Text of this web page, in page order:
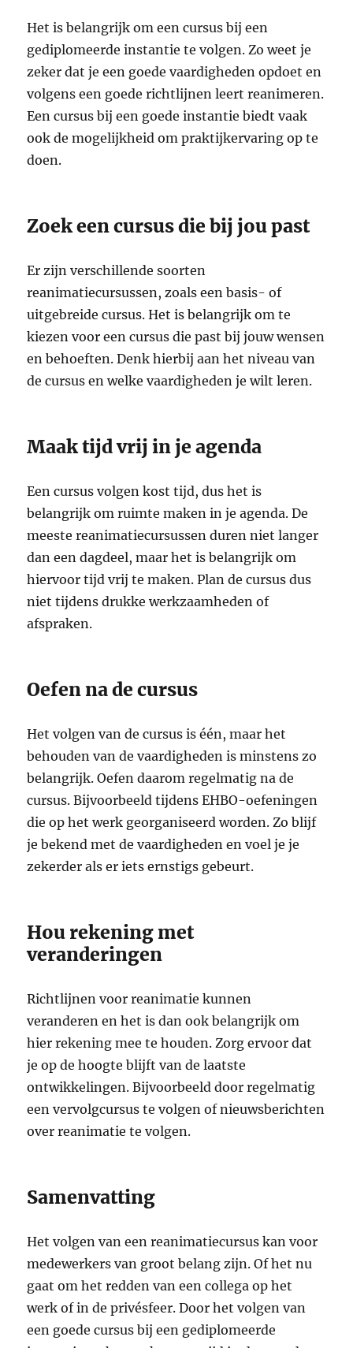
Het is belangrijk om een cursus bij een
gediplomeerde instantie te volgen. Zo weet je
zeker dat je een goede vaardigheden opdoet en
volgens een goede richtlijnen leert reanimeren.
Een cursus bij een goede instantie biedt vaak
ook de mogelijkheid om praktijkervaring op te
doen.
Zoek een cursus die bij jou past
Er zijn verschillende soorten
reanimatiecursussen, zoals een basis- of
uitgebreide cursus. Het is belangrijk om te
kiezen voor een cursus die past bij jouw wensen
en behoeften. Denk hierbij aan het niveau van
de cursus en welke vaardigheden je wilt leren.
Maak tijd vrij in je agenda
Een cursus volgen kost tijd, dus het is
belangrijk om ruimte maken in je agenda. De
meeste reanimatiecursussen duren niet langer
dan een dagdeel, maar het is belangrijk om
hiervoor tijd vrij te maken. Plan de cursus dus
niet tijdens drukke werkzaamheden of
afspraken.
Oefen na de cursus
Het volgen van de cursus is één, maar het
behouden van de vaardigheden is minstens zo
belangrijk. Oefen daarom regelmatig na de
cursus. Bijvoorbeeld tijdens EHBO-oefeningen
die op het werk georganiseerd worden. Zo blijf
je bekend met de vaardigheden en voel je je
zekerder als er iets ernstigs gebeurt.
Hou rekening met
veranderingen
Richtlijnen voor reanimatie kunnen
veranderen en het is dan ook belangrijk om
hier rekening mee te houden. Zorg ervoor dat
je op de hoogte blijft van de laatste
ontwikkelingen. Bijvoorbeeld door regelmatig
een vervolgcursus te volgen of nieuwsberichten
over reanimatie te volgen.
Samenvatting
Het volgen van een reanimatiecursus kan voor
medewerkers van groot belang zijn. Of het nu
gaat om het redden van een collega op het
werk of in de privésfeer. Door het volgen van
een goede cursus bij een gediplomeerde